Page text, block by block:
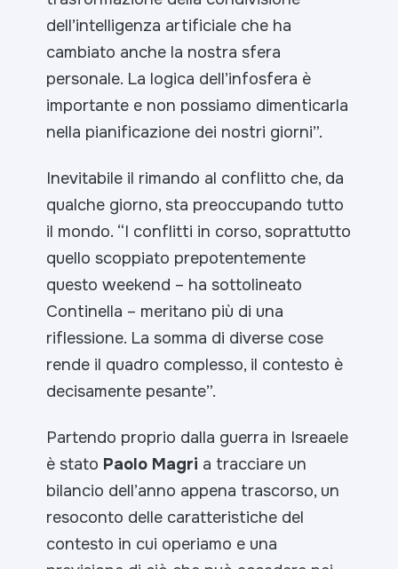
dell’intelligenza artificiale che ha
cambiato anche la nostra sfera
personale. La logica dell’infosfera è
importante e non possiamo dimenticarla
nella pianificazione dei nostri giorni”.
Inevitabile il rimando al conflitto che, da
qualche giorno, sta preoccupando tutto
il mondo. “I conflitti in corso, soprattutto
quello scoppiato prepotentemente
questo weekend – ha sottolineato
Continella – meritano più di una
riflessione. La somma di diverse cose
rende il quadro complesso, il contesto è
decisamente pesante”.
Partendo proprio dalla guerra in Isreaele
è stato Paolo Magri a tracciare un
bilancio dell’anno appena trascorso, un
resoconto delle caratteristiche del
contesto in cui operiamo e una